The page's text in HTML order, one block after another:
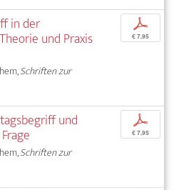
in der
und Praxis
Schriften zur
p
€ 7,95
und
Schriften zur
p
€ 7,95